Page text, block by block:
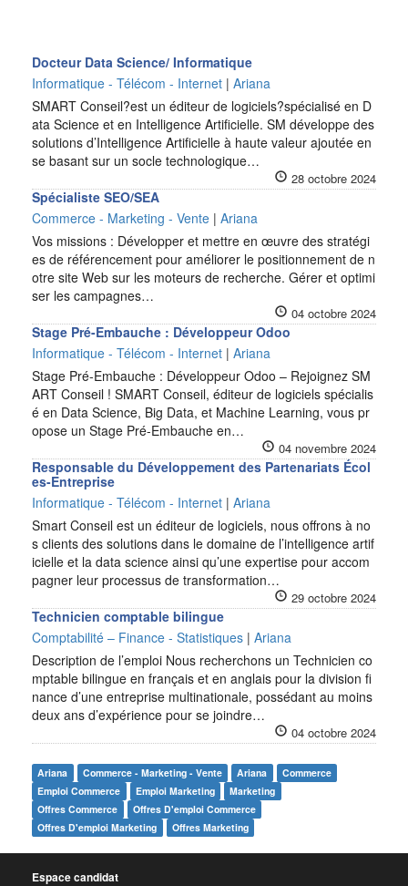
Docteur Data Science/ Informatique
Informatique - Télécom - Internet | Ariana
SMART Conseil?est un éditeur de logiciels?spécialisé en D
ata Science et en Intelligence Artificielle. SM développe des
solutions d’Intelligence Artificielle à haute valeur ajoutée en
se basant sur un socle technologique…
28 octobre 2024
Spécialiste SEO/SEA
Commerce - Marketing - Vente | Ariana
Vos missions : Développer et mettre en œuvre des stratégi
es de référencement pour améliorer le positionnement de n
otre site Web sur les moteurs de recherche. Gérer et optimi
ser les campagnes…
04 octobre 2024
Stage Pré-Embauche : Développeur Odoo
Informatique - Télécom - Internet | Ariana
Stage Pré-Embauche : Développeur Odoo – Rejoignez SM
ART Conseil ! SMART Conseil, éditeur de logiciels spécialis
é en Data Science, Big Data, et Machine Learning, vous pr
opose un Stage Pré-Embauche en…
04 novembre 2024
Responsable du Développement des Partenariats Écol
es-Entreprise
Informatique - Télécom - Internet | Ariana
Smart Conseil est un éditeur de logiciels, nous offrons à no
s clients des solutions dans le domaine de l’intelligence artif
icielle et la data science ainsi qu’une expertise pour accom
pagner leur processus de transformation…
29 octobre 2024
Technicien comptable bilingue
Comptabilité – Finance - Statistiques | Ariana
Description de l’emploi Nous recherchons un Technicien co
mptable bilingue en français et en anglais pour la division fi
nance d’une entreprise multinationale, possédant au moins
deux ans d’expérience pour se joindre…
04 octobre 2024
Ariana Commerce - Marketing - Vente Ariana
Commerce
Emploi Commerce
Emploi Marketing
Marketing
Offres Commerce
Offres D'emploi Commerce
Offres D'emploi Marketing
Offres Marketing
Espace candidat